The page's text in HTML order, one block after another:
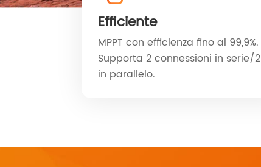
Efficiente
MPPT con efficienza fino al 99,9%.
Supporta 2 connessioni in serie/2
in parallelo.